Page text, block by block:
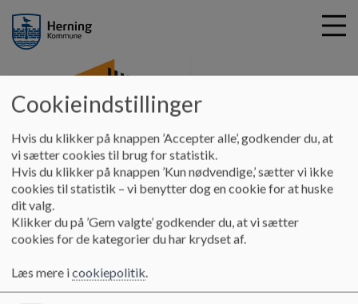
i
Engbjergskolen
Praktisk info Kommende 7. klasse
Kommende 7. klasse
Princip for samarbejdet omkring dannelse af 7. klasse på
Skolebestyrelsen/Skolens Principper
Cookieindstillinger
Hvis du klikker på knappen ’Accepter alle’, godkender du, at
vi sætter cookies til brug for statistik.
Hvis du klikker på knappen ’Kun nødvendige,’ sætter vi ikke
cookies til statistik – vi benytter dog en cookie for at huske
dit valg.
Klikker du på ’Gem valgte’ godkender du, at vi sætter
cookies for de kategorier du har krydset af.
Læs mere icookiepolitik.